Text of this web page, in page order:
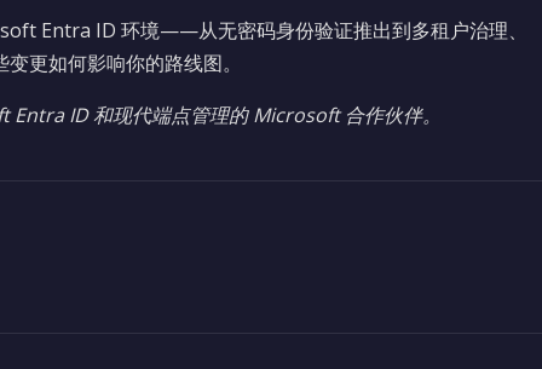
Entra ID 环境——从无密码身份验证推出到多租户治理、
变更如何影响你的路线图。
ID 和现代端点管理的 Microsoft 合作伙伴。